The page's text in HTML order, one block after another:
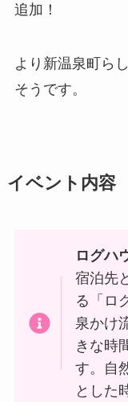
追加！
より新温泉町ら
そうです。
イベント内容
ログハ
宿泊先
る「ロ
泉かけ
きな時
す。自
とした